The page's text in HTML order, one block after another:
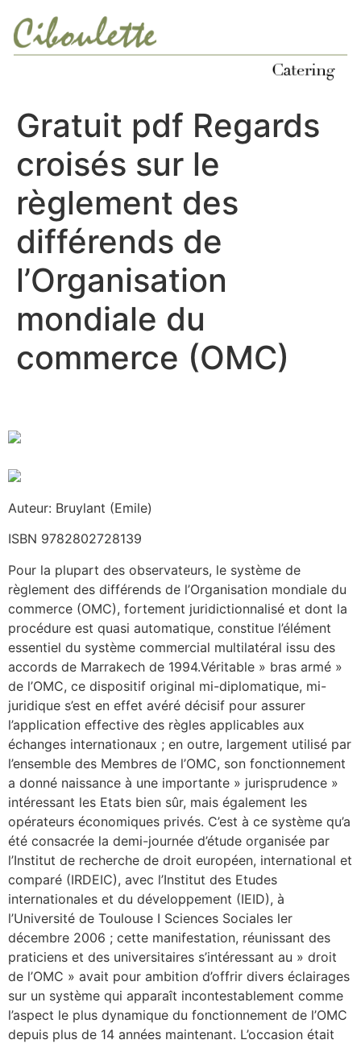
contenido
Gratuit pdf Regards
croisés sur le
règlement des
différends de
l’Organisation
mondiale du
commerce (OMC)
Auteur: Bruylant (Emile)
ISBN 9782802728139
Pour la plupart des observateurs, le système de
règlement des différends de l’Organisation mondiale du
commerce (OMC), fortement juridictionnalisé et dont la
procédure est quasi automatique, constitue l’élément
essentiel du système commercial multilatéral issu des
accords de Marrakech de 1994.Véritable » bras armé »
de l’OMC, ce dispositif original mi-diplomatique, mi-
juridique s’est en effet avéré décisif pour assurer
l’application effective des règles applicables aux
échanges internationaux ; en outre, largement utilisé par
l’ensemble des Membres de l’OMC, son fonctionnement
a donné naissance à une importante » jurisprudence »
intéressant les Etats bien sûr, mais également les
opérateurs économiques privés. C’est à ce système qu’a
été consacrée la demi-journée d’étude organisée par
l’Institut de recherche de droit européen, international et
comparé (IRDEIC), avec l’Institut des Etudes
internationales et du développement (IEID), à
l’Université de Toulouse I Sciences Sociales ler
décembre 2006 ; cette manifestation, réunissant des
praticiens et des universitaires s’intéressant au » droit
de l’OMC » avait pour ambition d’offrir divers éclairages
sur un système qui apparaît incontestablement comme
l’aspect le plus dynamique du fonctionnement de l’OMC
depuis plus de 14 années maintenant. L’occasion était